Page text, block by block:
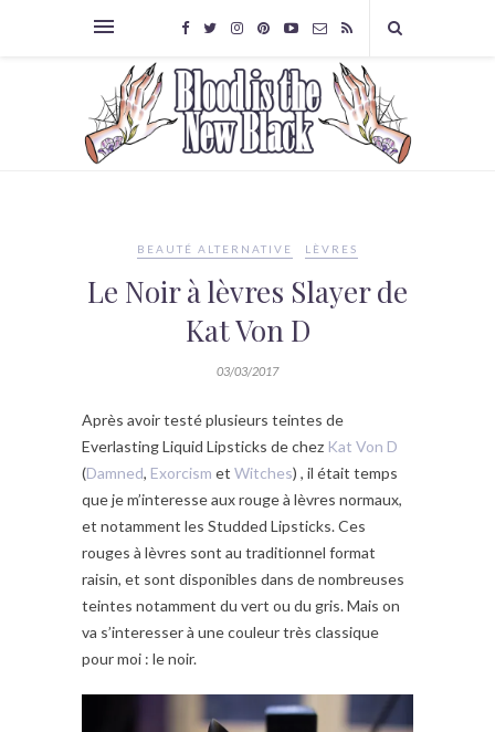
BEAUTÉ ALTERNATIVE LÈVRES
Le Noir à lèvres Slayer de
Kat Von D
03/03/2017
Après avoir testé plusieurs teintes de
Everlasting Liquid Lipsticks de chez Kat Von D
(Damned, Exorcism et Witches) , il était temps
que je m’interesse aux rouge à lèvres normaux,
et notamment les Studded Lipsticks. Ces
rouges à lèvres sont au traditionnel format
raisin, et sont disponibles dans de nombreuses
teintes notamment du vert ou du gris. Mais on
va s’interesser à une couleur très classique
pour moi : le noir.